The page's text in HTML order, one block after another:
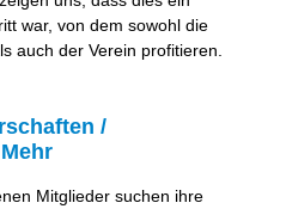
war, von dem sowohl die
auch der Verein profitieren.
/
Mitglieder suchen ihre